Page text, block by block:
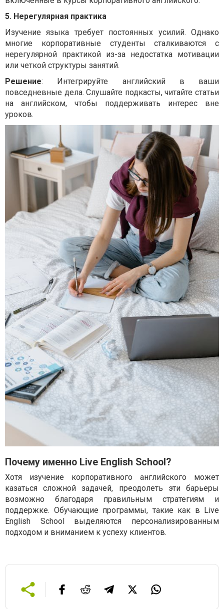
5. Нерегулярная практика
Изучение языка требует постоянных усилий. Однако
многие корпоративные студенты сталкиваются с
нерегулярной практикой из-за недостатка мотивации
или четкой структуры занятий.
Решение: Интегрируйте английский в ваши
повседневные дела. Слушайте подкасты, читайте статьи
на английском, чтобы поддерживать интерес вне
уроков.
Почему именно Live English School?
Хотя изучение корпоративного английского может
казаться сложной задачей, преодолеть эти барьеры
возможно благодаря правильным стратегиям и
поддержке. Обучающие программы, такие как в Live
English School выделяются персонализированным
подходом и вниманием к успеху клиентов.